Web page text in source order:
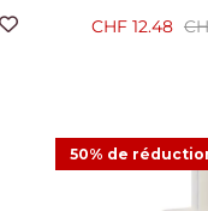
CHF 12.48
50% de
Recharge pour
intelligent Smart